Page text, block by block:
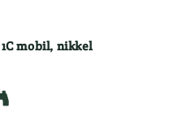
mobil, nikkel